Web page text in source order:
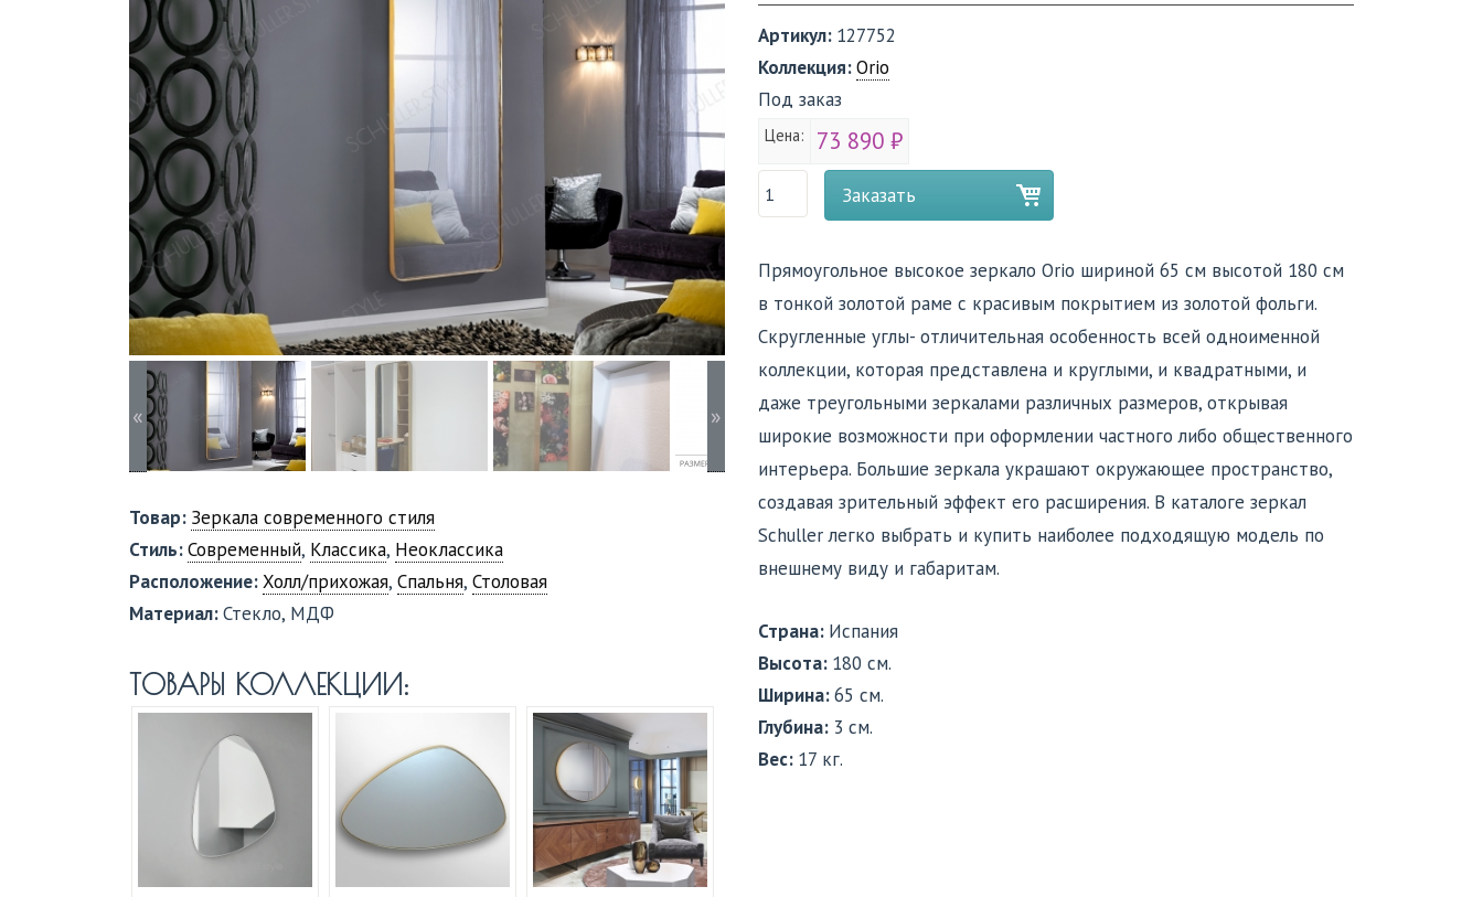
« »
Товар: Зеркала современного стиля
Стиль:Современный, Классика, Неоклассика
Расположение:Холл/прихожая, Спальня, Столовая
Материал:Стекло, МДФ
ТОВАРЫ КОЛЛЕКЦИИ:
Артикул: 127752
Коллекция:Orio
Под заказ
Цена: 73 890 ₽
Заказать
Прямоугольное высокое зеркало Orio шириной 65 см высотой 180 см
в тонкой золотой раме c красивым покрытием из золотой фольги.
Скругленные углы- отличительная особенность всей одноименной
коллекции, которая представлена и круглыми, и квадратными, и
даже треугольными зеркалами различных размеров, открывая
широкие возможности при оформлении частного либо общественного
интерьера. Большие зеркала украшают окружающее пространство,
создавая зрительный эффект его расширения. В каталоге зеркал
Schuller легко выбрать и купить наиболее подходящую модель по
внешнему виду и габаритам.
Страна: Испания
Высота: 180 см.
Ширина:65 см.
Глубина: 3 см.
Вес: 17 кг.